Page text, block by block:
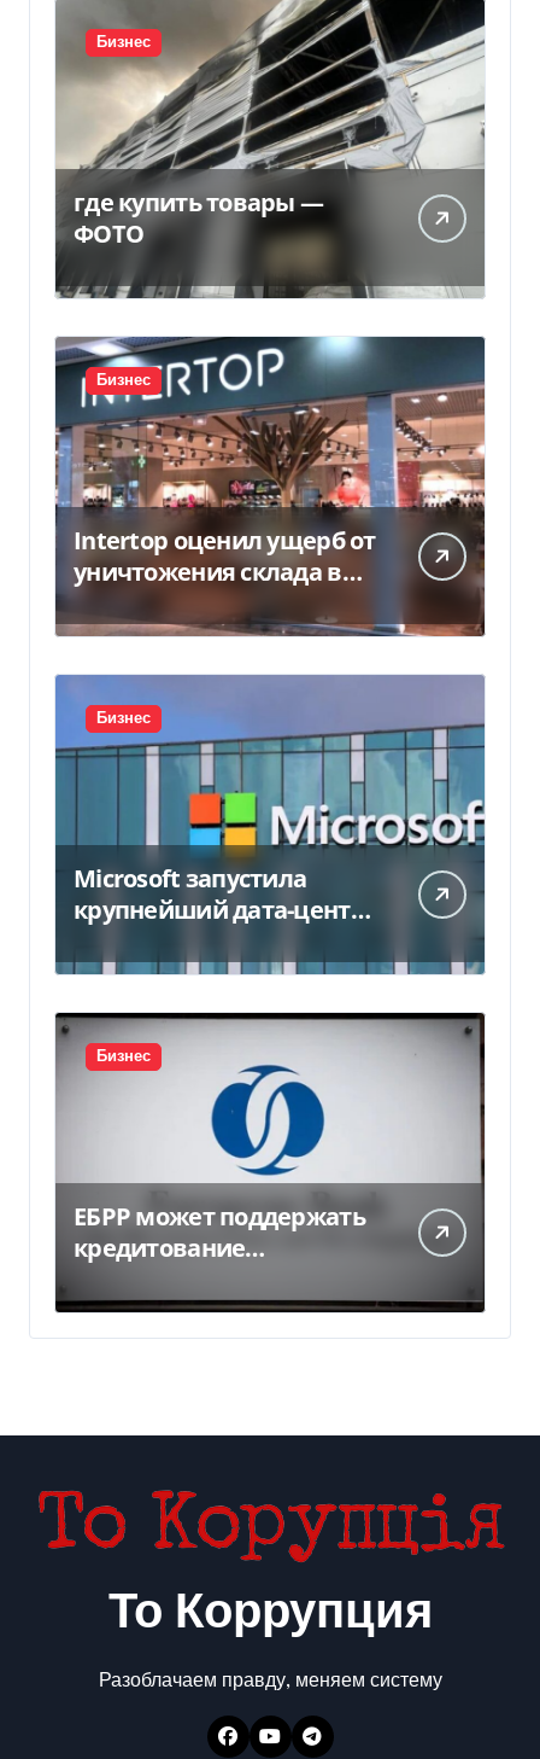
Бизнес
где купить товары —
ФОТО
Бизнес
Intertop оценил ущерб от
уничтожения склада в
450 млн грн
Бизнес
Microsoft запустила
крупнейший дата-центр
миллиарда
Бизнес
ЕБРР может поддержать
кредитование
300 млн евро — Delo.ua
То Коррупция
Разоблачаем правду, меняем систему